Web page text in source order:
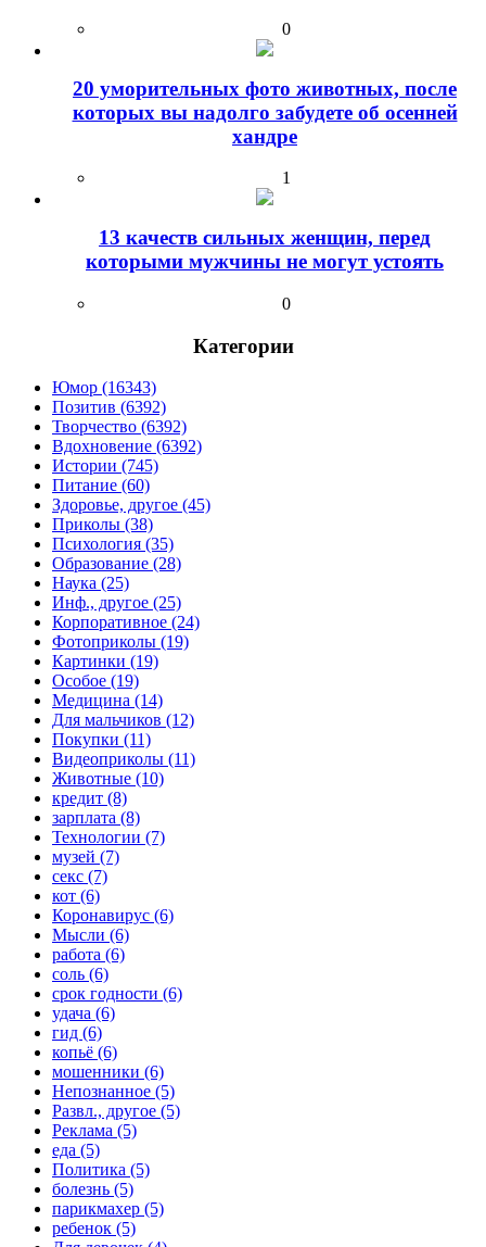
0
20 уморительных фото животных, после
которых вы надолго забудете об осенней
хандре
1
13 качеств сильных женщин, перед
которыми мужчины не могут устоять
0
Категории
Юмор (16343)
Позитив (6392)
Творчество (6392)
Вдохновение (6392)
Истории (745)
Питание (60)
Здоровье, другое (45)
Приколы (38)
Психология (35)
Образование (28)
Наука (25)
Инф., другое (25)
Корпоративное (24)
Фотоприколы (19)
Картинки (19)
Особое (19)
Медицина (14)
Для мальчиков (12)
Покупки (11)
Видеоприколы (11)
Животные (10)
кредит (8)
зарплата (8)
Технологии (7)
музей (7)
секс (7)
кот (6)
Коронавирус (6)
Мысли (6)
работа (6)
соль (6)
срок годности (6)
удача (6)
гид (6)
копьё (6)
мошенники (6)
Непознанное (5)
Развл., другое (5)
Реклама (5)
еда (5)
Политика (5)
болезнь (5)
парикмахер (5)
ребенок (5)